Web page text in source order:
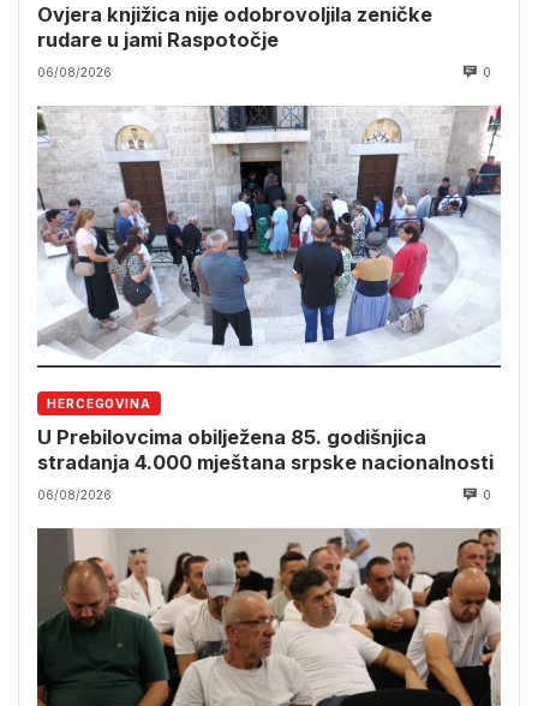
Ovjera knjižica nije odobrovoljila zeničke
rudare u jami Raspotočje
06/08/2026 0
HERCEGOVINA
U Prebilovcima obilježena 85. godišnjica
stradanja 4.000 mještana srpske nacionalnosti
06/08/2026 0